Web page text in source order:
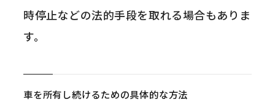
時停止などの法的手段を取れる場合もありま
す。
車を所有し続けるための具体的な方法